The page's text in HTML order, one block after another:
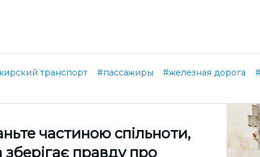
транспорт #пассажиры #железная дорога
частиною спільноти,
зберігає правду про